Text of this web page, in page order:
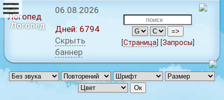
Логопед
06.08.2026
Дней: 6794
Скрыть
баннер
[Страница [Запросы